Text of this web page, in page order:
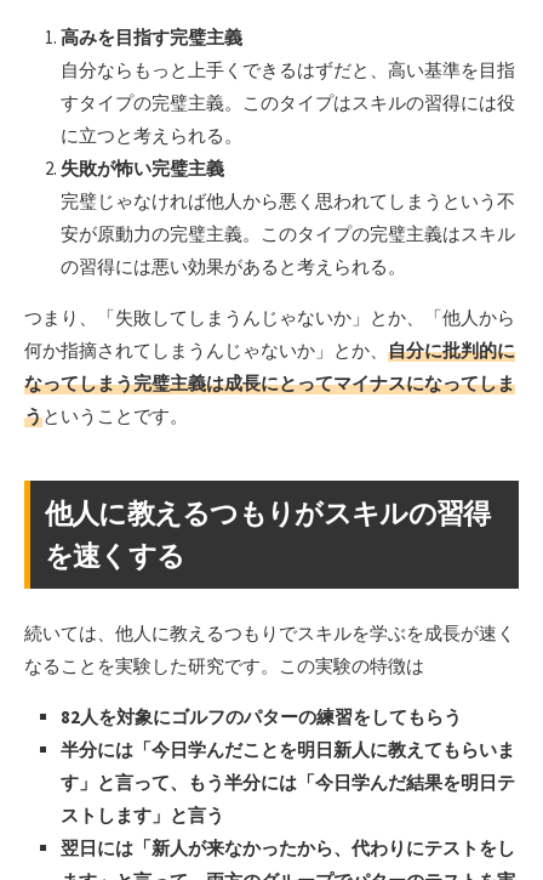
高みを目指す完璧主義
自分ならもっと上手くできるはずだと、高い基準を目指
すタイプの完璧主義。このタイプはスキルの習得には役
に立つと考えられる。
失敗が怖い完璧主義
完璧じゃなければ他人から悪く思われてしまうという不
安が原動力の完璧主義。このタイプの完璧主義はスキル
の習得には悪い効果があると考えられる。
つまり、「失敗してしまうんじゃないか」とか、「他人から
何か指摘されてしまうんじゃないか」とか、 自分に批判的に
なってしまう完璧主義は成長にとってマイナスになってしま
うということです。
他人に教えるつもりがスキルの習得
を速くする
続いては、他人に教えるつもりでスキルを学ぶを成長が速く
なることを実験した研究です。この実験の特徴は
82人を対象にゴルフのパターの練習をしてもらう
半分には「今日学んだことを明日新人に教えてもらいま
す」と言って、もう半分には「今日学んだ結果を明日テ
ストします」と言う
翌日には「新人が来なかったから、代わりにテストをし